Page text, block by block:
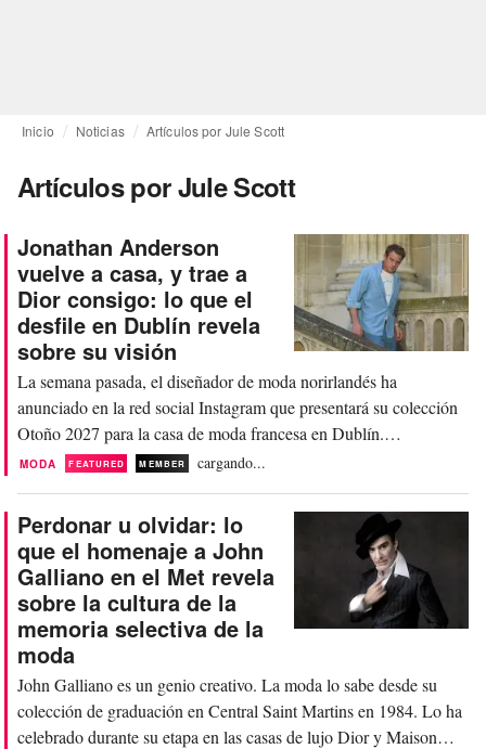
Inicio Noticias Artículos por Jule Scott
Artículos por Jule Scott
Jonathan Anderson
vuelve a casa, y trae a
Dior consigo: lo que el
desfile en Dublín revela
sobre su visión
La semana pasada, el diseñador de moda norirlandés ha
anunciado en la red social Instagram que presentará su colección
Otoño 2027 para la casa de moda francesa en Dublín.
Concretamente, publicó el boceto de un trébol de cuatro hojas con
parada en Los Ángeles para el desfile Cruise...
MODA FEATURED MEMBER cargando...
Perdonar u olvidar: lo
que el homenaje a John
Galliano en el Met revela
sobre la cultura de la
memoria selectiva de la
moda
John Galliano es un genio creativo. La moda lo sabe desde su
colección de graduación en Central Saint Martins en 1984. Lo ha
celebrado durante su etapa en las casas de lujo Dior y Maison